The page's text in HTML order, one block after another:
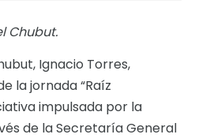
Chubut.
Ignacio Torres,
la jornada “Raíz
impulsada por la
de la Secretaría General